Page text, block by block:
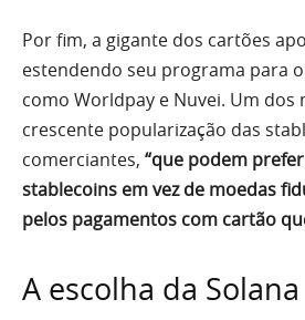
Por fim, a gigante dos cartões
estendendo seu programa para
como Worldpay e Nuvei. Um dos
crescente popularização das
comerciantes, “que podem
stablecoins em vez de moedas
pelos pagamentos com cartão
A escolha da